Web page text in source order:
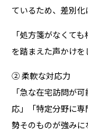
ているため、差別化
「処方箋がなくて
を踏まえた声かけを
② 柔軟な対応力
「急な在宅訪問が
応」「特定分野に
勢そのものが強みに